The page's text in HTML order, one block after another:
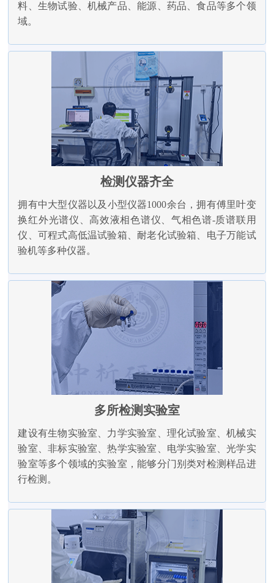
料、生物试验、机械产品、能源、药品、食品等多个领
域。
检测仪器齐全
拥有中大型仪器以及小型仪器1000余台，拥有傅里叶变
换红外光谱仪、高效液相色谱仪、气相色谱-质谱联用
仪、可程式高低温试验箱、耐老化试验箱、电子万能试
验机等多种仪器。
多所检测实验室
建设有生物实验室、力学实验室、理化试验室、机械实
验室、非标实验室、热学实验室、电学实验室、光学实
验室等多个领域的实验室，能够分门别类对检测样品进
行检测。